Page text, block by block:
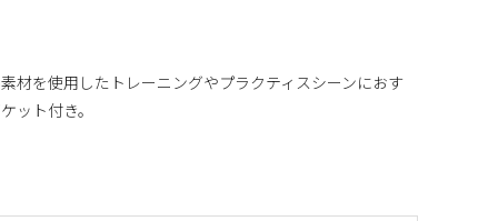
材を使用したトレーニングやプラクティスシーンにおす
ット付き。